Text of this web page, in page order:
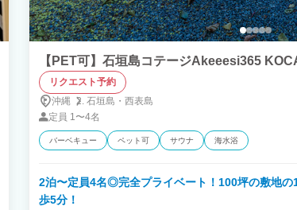
【PET可】石垣島コテージAkeeesi365
リクエスト予約
沖縄
石垣島・ 西表島
定員 1〜4名
バーベキュー ペット可 サウナ 海水浴
2泊〜定員4名◎完全プライベート！100坪の敷地
歩5分！